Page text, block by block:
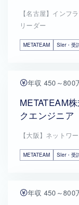
【名古屋】インフ
リーダー
METATEAM SIer・受
年収 450～800
METATEAM
クエンジニア
【大阪】ネットワ
METATEAM SIer・受
年収 450～800